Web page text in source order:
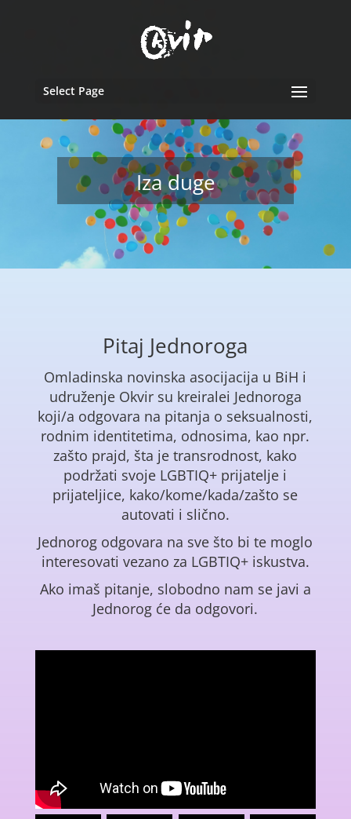
Select Page
Iza duge
Pitaj Jednoroga
Omladinska novinska asocijacija u BiH i
udruženje Okvir su kreiralei Jednoroga
koji/a odgovara na pitanja o seksualnosti,
rodnim identitetima, odnosima, kao npr.
zašto prajd, šta je transrodnost, kako
podržati svoje LGBTIQ+ prijatelje i
prijateljice, kako/kome/kada/zašto se
autovati i slično.
Jednorog odgovara na sve što bi te moglo
interesovati vezano za LGBTIQ+ iskustva.
Ako imaš pitanje, slobodno nam se javi a
Jednorog će da odgovori.